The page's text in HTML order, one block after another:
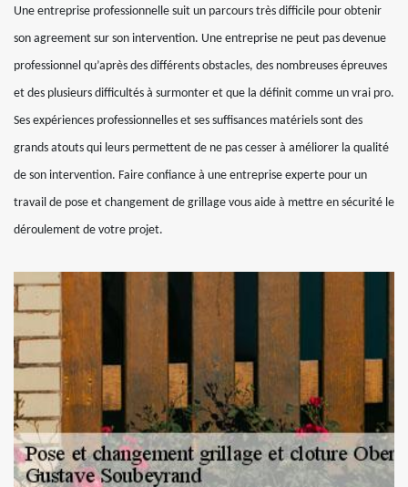
Une entreprise professionnelle suit un parcours très difficile pour obtenir
son agreement sur son intervention. Une entreprise ne peut pas devenue
professionnel qu’après des différents obstacles, des nombreuses épreuves
et des plusieurs difficultés à surmonter et que la définit comme un vrai pro.
Ses expériences professionnelles et ses suffisances matériels sont des
grands atouts qui leurs permettent de ne pas cesser à améliorer la qualité
de son intervention. Faire confiance à une entreprise experte pour un
travail de pose et changement de grillage vous aide à mettre en sécurité le
déroulement de votre projet.